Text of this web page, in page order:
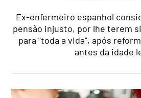
Ex-enfermeiro espanhol
pensão injusto, por lhe terem
para "toda a vida", após
antes da idade